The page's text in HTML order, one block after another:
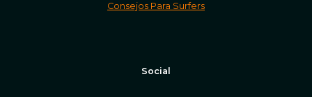
Consejos Para Surfers
Social